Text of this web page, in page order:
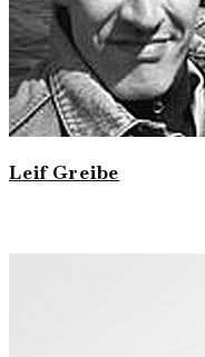
Leif Greibe